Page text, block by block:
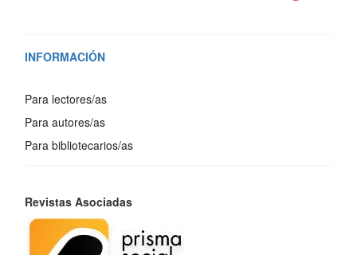
INFORMACIÓN
Para lectores/as
Para autores/as
Para bibliotecarios/as
Revistas Asociadas